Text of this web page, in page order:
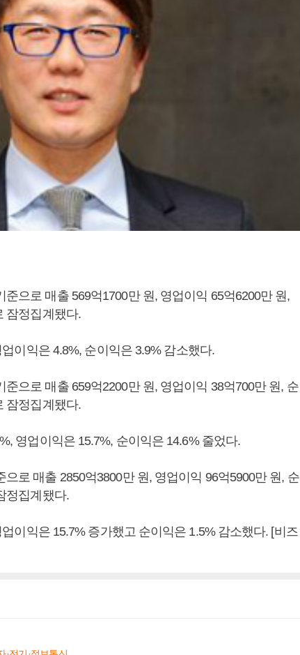
으로 매출 569억1700만 원, 영업이익 65억6200만 원,
잠정집계됐다.
이익은 4.8%, 순이익은 3.9% 감소했다.
으로 매출 659억2200만 원, 영업이익 38억700만 원, 순
잠정집계됐다.
영업이익은 15.7%, 순이익은 14.6% 줄었다.
로 매출 2850억3800만 원, 영업이익 96억5900만 원, 순
정집계됐다.
이익은 15.7% 증가했고 순이익은 1.5% 감소했다. [비즈